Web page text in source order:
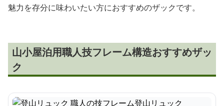
魅力を存分に味わいたい方におすすめのザックです。
山小屋泊用職人技フレーム構造おすすめザッ
ク